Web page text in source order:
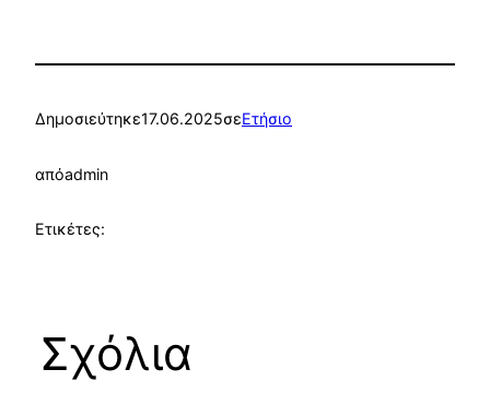
Δημοσιεύτηκε17.06.2025σεΕτήσιο
απόadmin
Ετικέτες:
Σχόλια